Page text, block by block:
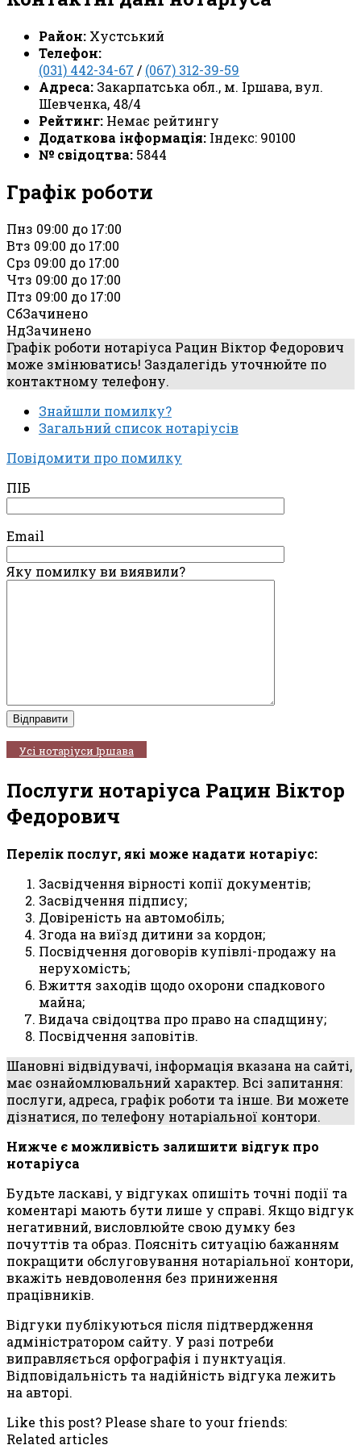
Район: Хустський
Телефон:
(031) 442-34-67 / (067) 312-39-59
Адреса: Закарпатська обл., м. Іршава, вул.
Шевченка, 48/4
Рейтинг: Немає рейтингу
Додаткова інформація: Індекс: 90100
№ свідоцтва: 5844
Графік роботи
Пнз 09:00 до 17:00
Втз 09:00 до 17:00
Срз 09:00 до 17:00
Чтз 09:00 до 17:00
Птз 09:00 до 17:00
СбЗачинено
НдЗачинено
Графік роботи нотаріуса Рацин Віктор Федорович
може змінюватись! Заздалегідь уточнюйте по
контактному телефону.
Знайшли помилку?
Загальний список нотаріусів
Повідомити про помилку
ПІБ
Email
Яку помилку ви виявили?
Усі нотаріуси Іршава
Послуги нотаріуса Рацин Віктор
Федорович
Перелік послуг, які може надати нотаріус:
Засвідчення вірності копії документів;
Засвідчення підпису;
Довіреність на автомобіль;
Згода на виїзд дитини за кордон;
Посвідчення договорів купівлі-продажу на
нерухомість;
Вжиття заходів щодо охорони спадкового
майна;
Видача свідоцтва про право на спадщину;
Посвідчення заповітів.
Шановні відвідувачі, інформація вказана на сайті,
має ознайомлювальний характер. Всі запитання:
послуги, адреса, графік роботи та інше. Ви можете
дізнатися, по телефону нотаріальної контори.
Нижче є можливість залишити відгук про
нотаріуса
Будьте ласкаві, у відгуках опишіть точні події та
коментарі мають бути лише у справі. Якщо відгук
негативний, висловлюйте свою думку без
почуттів та образ. Поясніть ситуацію бажанням
покращити обслуговування нотаріальної контори,
вкажіть невдоволення без приниження
працівників.
Відгуки публікуються після підтвердження
адміністратором сайту. У разі потреби
виправляється орфографія і пунктуація.
Відповідальність та надійність відгука лежить
на авторі.
Like this post? Please share to your friends:
Related articles